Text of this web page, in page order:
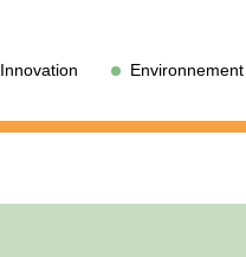
Innovation Environnement